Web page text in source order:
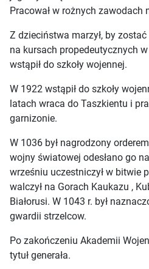
Pracował w rożnych zawodach
Z dzieciństwa marzył, by
na kursach propedeutycznych
wstąpił do szkoły wojennej.
W 1922 wstąpił do szkoły
latach wraca do Taszkientu i
garnizonie.
W 1036 był nagrodzony
wojny światowej odesłano go
wrześniu uczestniczył w bitwie
walczył na Gorach Kaukazu ,
Białorusi. W 1043 r. był
gwardii strzelcow.
Po zakończeniu Akademii
tytuł generała.